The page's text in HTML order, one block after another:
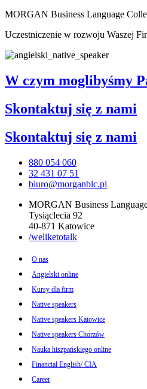
MORGAN Business Language
Uczestniczenie w rozwoju Waszej
W czym moglibyśmy
Skontaktuj się z nami
Skontaktuj się z nami
880 054 060
32 431 07 51
biuro@morganblc.pl
MORGAN Business
Tysiąclecia 92
40-871 Katowice
/weliketotalk
O nas
Angielski online
Kursy dla firm
Native speakers
Native speakers Katowice
Native speakers Chorzów
Nauka hiszpańskiego online
Financial English/ CIA
Career